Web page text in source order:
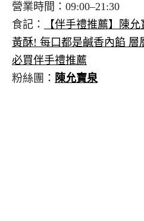
營業時間：09:00–21:30
食記：
【伴手禮推薦】陳
黃酥! 每口都是鹹香內餡 層
必買伴手禮推薦
粉絲團： 陳允寶泉